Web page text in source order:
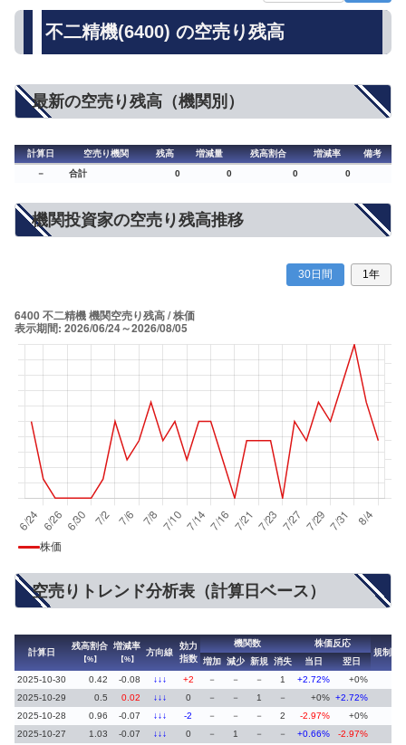
不二精機(6400) の空売り残高
最新の空売り残高（機関別）
計算日 空売り機関 残高 増減量 残高割合 増減率
備考
－
合計 0 0 0 0
機関投資家の空売り残高推移
30日間 1年
株価
空売りトレンド分析表（計算日ベース）
計算日
残高割合
【%】
増減率
【%】
方向線
効力
指数
機関数
株価反応
規制
増加 減少 新規 消失 当日
翌日
2025-10-30
0.42 -0.08 ↓↓↓ +2 － － － 1 +2.72%
+0%
2025-10-29
0.5 0.02 ↓↓↓ 0 － － 1 － +0% +2.72%
2025-10-28
0.96 -0.07 ↓↓↓ -2 － － － 2 -2.97%
+0%
2025-10-27
1.03 -0.07 ↓↓↓ 0 － 1 － － +0.66%
-2.97%